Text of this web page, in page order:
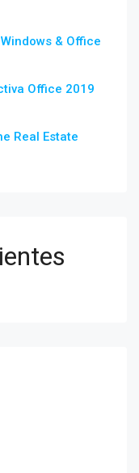
& Office
Office 2019
Real Estate